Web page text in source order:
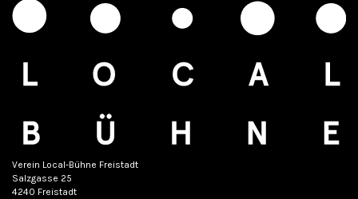
Verein Local-Bühne Freistadt
Salzgasse 25
4240 Freistadt